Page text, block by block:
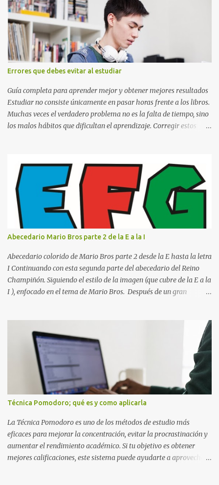
ellos se puedan guiar con esta explicación. Los datos esenciales
para una portada para presentar un trabajo escrito a mano o
impreso son los siguientes y en este orden: Nombre de la escuela o
del instituto (Es muy importante este dato) Título del trabajo
(Puede ser: Ensayo sobre la lectura, o Informe de computación)
Nombre completo del alumno que va a presentar dicho trabajo
escrito La clase, materia ó asignatura Grupo Nombre del maestro
o catedrático Ciudad y fecha...
Errores que debes evitar al estudiar
Guía completa para aprender mejor y obtener mejores resultados
Estudiar no consiste únicamente en pasar horas frente a los libros.
Muchas veces el verdadero problema no es la falta de tiempo, sino
los malos hábitos que dificultan el aprendizaje. Corregir estos
cuáles son los errores más comunes al estudiar, por qué afectan tu
rendimiento y qué puedes hacer para evitarlos. Si eres estudiante
de primaria, secundaria, bachillerato o universidad, estos consejos
te ayudarán a desarrollar hábitos de estudio mucho más efectivos.
¿Por qué es importante identificar los errores al estudiar? Muchas
personas creen que estudiar durante varias horas garantiza
buenos resultados. Sin embargo, la calidad del estudio es mucho
más importante que la cantidad de tiempo invertido. Cuando
detectas y corrige...
Abecedario Mario Bros parte 2 de la E a la I
Abecedario colorido de Mario Bros parte 2 desde la E hasta la letra
I Continuando con esta segunda parte del abecedario del Reino
Champiñón. Siguiendo el estilo de la imagen (que cubre de la E a la
I ), enfocado en el tema de Mario Bros. Después de un gran
detalladamente en la siguiente imagen, donde hemos unificados
las 5 letras en una sola imagen. Letras individuales para descargar
Letra E color azul Letra F color rojo Letra G color Verde Letra H
Letra I Estas letras no solo destacan por sus colores vibrantes y su
diseño geométrico inspirado en el Reino Champiñón, sino que
también representan elementos clave de la saga: · E de Estrella :
El ítem que nos da la invencibilidad necesaria para atravesar
cualquier obstáculo. · ...
Técnica Pomodoro; qué es y como aplicarla
La Técnica Pomodoro es uno de los métodos de estudio más
eficaces para mejorar la concentración, evitar la procrastinación y
aumentar el rendimiento académico. Si tu objetivo es obtener
mejores calificaciones, este sistema puede ayudarte a aprovechar